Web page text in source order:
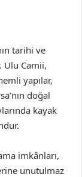
tarihi ve
Camii,
yapılar,
doğal
kayak
imkânları,
unutulmaz